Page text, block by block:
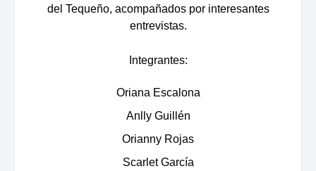
del Tequeño, acompañados por interesantes
entrevistas.
Integrantes:
Oriana Escalona
Anlly Guillén
Orianny Rojas
Scarlet García